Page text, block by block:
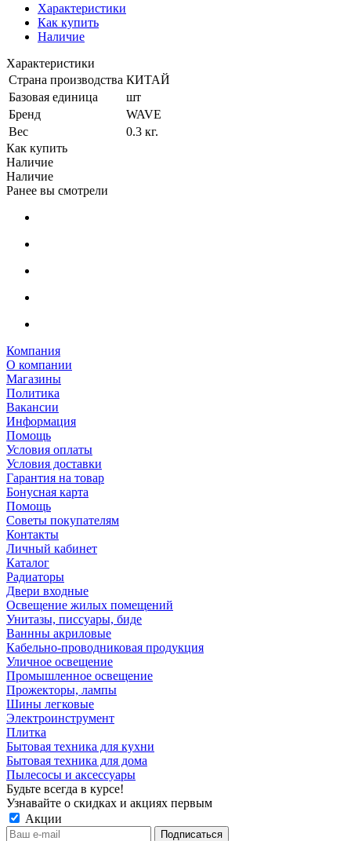
Характеристики
Как купить
Наличие
Характеристики
Страна производства КИТАЙ
Базовая единица
шт
Бренд
WAVE
Вес
0.3 кг.
Как купить
Наличие
Наличие
Ранее вы смотрели
Компания
О компании
Магазины
Политика
Вакансии
Информация
Помощь
Условия оплаты
Условия доставки
Гарантия на товар
Бонусная карта
Помощь
Советы покупателям
Контакты
Личный кабинет
Каталог
Радиаторы
Двери входные
Освещение жилых помещений
Унитазы, писсуары, биде
Ваннны акриловые
Кабельно-проводниковая продукция
Уличное освещение
Промышленное освещение
Прожекторы, лампы
Шины легковые
Электроинструмент
Плитка
Бытовая техника для кухни
Бытовая техника для дома
Пылесосы и аксессуары
Будьте всегда в курсе!
Узнавайте о скидках и акциях первым
Акции